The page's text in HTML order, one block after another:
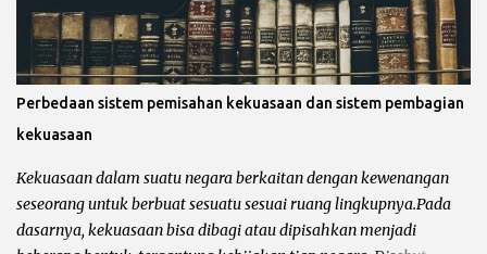
sosial tidak lepas dari ideologi sosialisme atau Komunisme.
Menurut mereka konsep kemakmuran adalah dengan adanya
kesetaraan antar semua rakyat yang dikontrol oleh pemerintah
pusat. Artinya semua kekayaan suatu negara adalah milik
solidaritas sosial, yang menjunjung tinggi kesamaan derajat
sesama manusia yang kesejahteraannya dijamin oleh
pemerintah pusat. Contoh neg...
Perbedaan sistem pemisahan kekuasaan dan sistem pembagian
kekuasaan
Kekuasaan dalam suatu negara berkaitan dengan kewenangan
seseorang untuk berbuat sesuatu sesuai ruang lingkupnya.Pada
dasarnya, kekuasaan bisa dibagi atau dipisahkan menjadi